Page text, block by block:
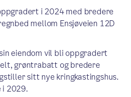
i 2024 med bredere
mellom Ensjøveien 12D
eiendom vil bli oppgradert
grøntrabatt og bredere
sitt nye kringkastingshus.
2029.